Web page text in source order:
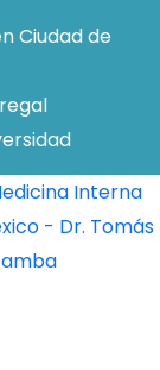
Ciudad de